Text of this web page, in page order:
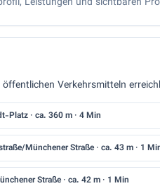
Verkehrsmitteln
Platz · ca. 360 m · 4 Min
Münchener Straße · ca. 43 m · 1
Straße · ca. 42 m · 1 Min